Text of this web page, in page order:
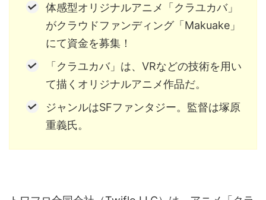
仮想通貨/NFT 季節 映画 東京 東雲めぐ
演劇・舞台 特集企画
音声（ボイス）
体感型オリジナルアニメ「クラユカバ」
がクラウドファンディング「Makuake」
にて資金を募集！
「クラユカバ」は、VRなどの技術を用い
て描くオリジナルアニメ作品だ。
ジャンルはSFファンタジー。監督は塚原
重義氏。